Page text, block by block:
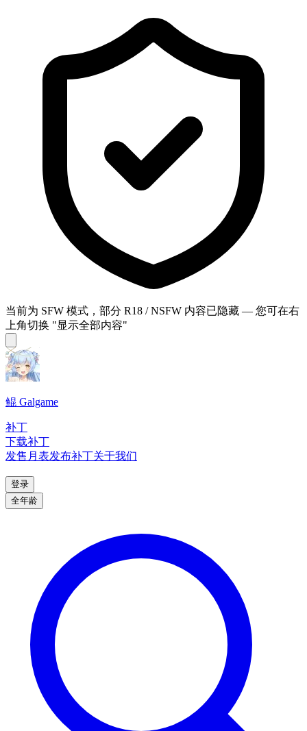
当前为 SFW 模式，部分 R18 / NSFW 内容已隐藏 — 您可在右
上角切换 "显示全部内容"
鲲 Galgame
补丁
下载补丁
发售月表发布补丁关于我们
登录
全年龄